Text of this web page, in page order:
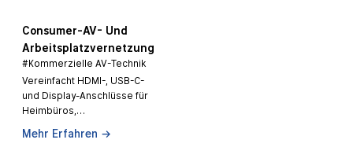
Consumer-AV- Und
Arbeitsplatzvernetzung
#Kommerzielle AV-Technik
Vereinfacht HDMI-, USB-C-
und Display-Anschlüsse für
Heimbüros,
Multimedia-Workstations.
Mehr Erfahren →